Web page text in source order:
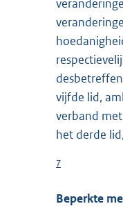
vijfde lid,
verband
het derde
7
Beperkte